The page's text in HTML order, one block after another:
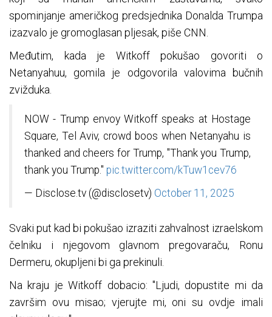
spominjanje američkog predsjednika Donalda Trumpa
izazvalo je gromoglasan pljesak, piše CNN.
Međutim, kada je Witkoff pokušao govoriti o
Netanyahuu, gomila je odgovorila valovima bučnih
zvižduka.
NOW - Trump envoy Witkoff speaks at Hostage
Square, Tel Aviv, crowd boos when Netanyahu is
thanked and cheers for Trump, "Thank you Trump,
thank you Trump." pic.twitter.com/kTuw1cev76
— Disclose.tv (@disclosetv) October 11, 2025
Svaki put kad bi pokušao izraziti zahvalnost izraelskom
čelniku i njegovom glavnom pregovaraču, Ronu
Dermeru, okupljeni bi ga prekinuli.
Na kraju je Witkoff dobacio: "Ljudi, dopustite mi da
završim ovu misao; vjerujte mi, oni su ovdje imali